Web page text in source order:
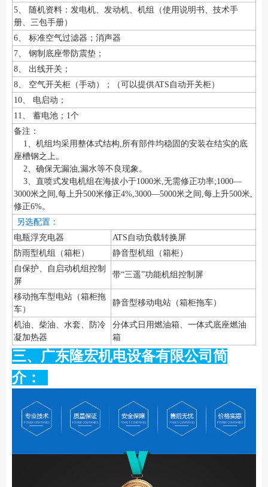
5、 随机资料：发电机、发动机、机组（使用说明书、技术手
册、三包手册）
6、 标准空气过滤器；消声器
7、 钢制底座带防震垫；
8、 出线开关；
8、 空气开关柜（手动）；（可以提供ATS自动开关柜）
10、 电启动；
11、 蓄电池；1个
备注：
1、机组均采用整体式结构,所有部件均稳固的安装在结实的底
座槽钢之上。
2、确保无漏油,漏水等不良现象。
3、直喷式发电机组在海拔小于1000米,无需修正功率;1000—
3000米之间,每上升500米修正4%,3000—5000米之间,每上升500米,
修正6%。
另选配置：
电瓶浮充电器
ATS自动负载转换屏
防雨型机组（箱柜）
静音型机组（箱柜）
自保护、自启动机组控制
屏
带“三遥”功能机组控制屏
移动拖车型电站（箱柜拖
车）
静音型移动电站（箱柜拖车）
机油、柴油、水套、防冷
凝加热器
分体式日用燃油箱、一体式底座燃油
箱
三、广东隆宏机电设备有限公司简
介：